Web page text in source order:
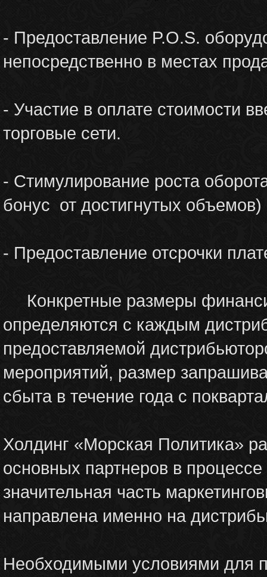
- Предоставление P.O.S.
непосредственно в местах
- Участие в оплате стоимости
торговые сети.
- Стимулирование роста
бонус от достигнутых объемов)
- Предоставление отсрочки
Конкретные размеры
определяются с каждым
предоставляемой
мероприятий, размер
сбыта в течение года с
Холдинг «Морская Политика»
основных партнеров в
значительная часть
направлена именно на
Необходимыми условиями для